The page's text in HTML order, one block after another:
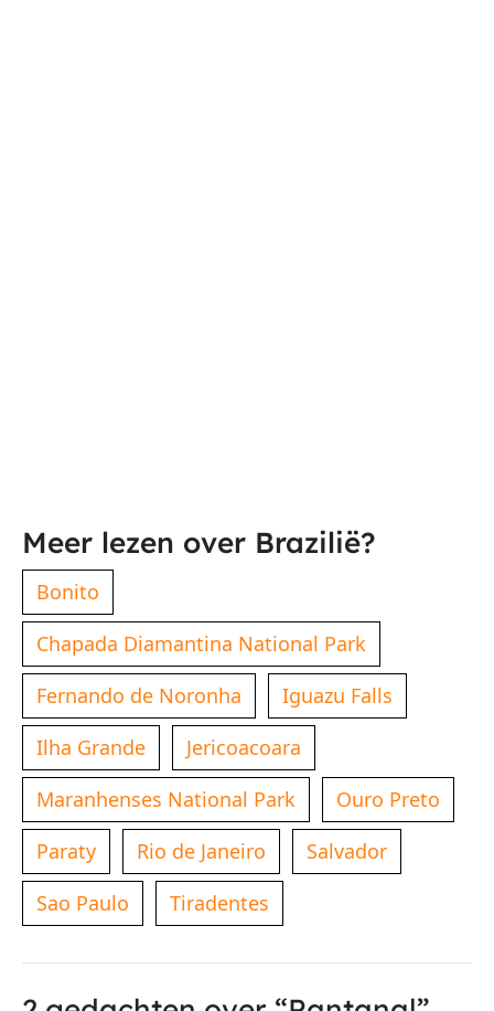
Meer lezen over Brazilië?
Bonito
Chapada Diamantina National Park
Fernando de Noronha
Iguazu Falls
Ilha Grande
Jericoacoara
Maranhenses National Park
Ouro Preto
Paraty
Rio de Janeiro
Salvador
Sao Paulo
Tiradentes